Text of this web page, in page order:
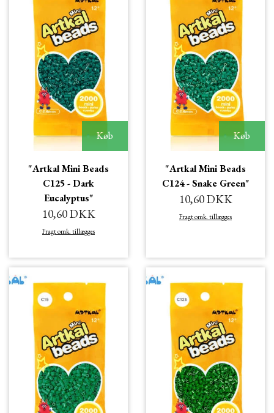
Køb
"Artkal Mini Beads
C125 - Dark
Eucalyptus"
10,60 DKK
Fragt omk. tillægges
Køb
"Artkal Mini Beads
C124 - Snake Green"
10,60 DKK
Fragt omk. tillægges